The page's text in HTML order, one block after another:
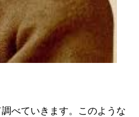
べていきます。このような